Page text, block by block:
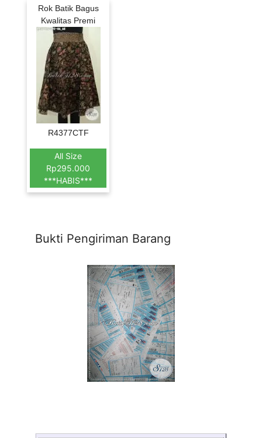
Rok Batik Bagus
Kwalitas Premi
R4377CTF
All Size
Rp295.000
***HABIS***
Bukti Pengiriman Barang